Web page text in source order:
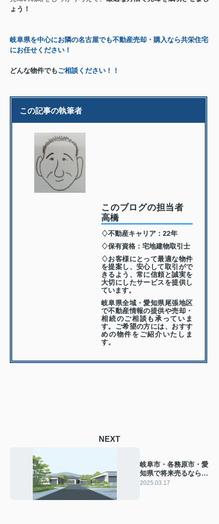
ょう！
岐阜県を中心にお隣の名古屋でも不動産売却・購入なら共栄住宅
にお任せください！
どんな物件でもご相談ください！！
この記事の執筆者
このブログの担当者
高橋
♢不動産キャリア：22年
♢保有資格：宅地建物取引士
♢お客様にとって最適な物件
を提案し、安心して取引がで
きるよう、常に信頼と誠実を
大切にしたサービスを提供し
ています。
岐阜県全域・愛知県尾張地区
で不動産情報の提供や売却・
相続のご相談も承っていま
す。ご希望の方には、おすす
めの物件をご紹介いたしま
す。
NEXT
岐阜市・各務原市・愛
知県で将来売るならど
んな物件がいい？住宅
2025.03.17